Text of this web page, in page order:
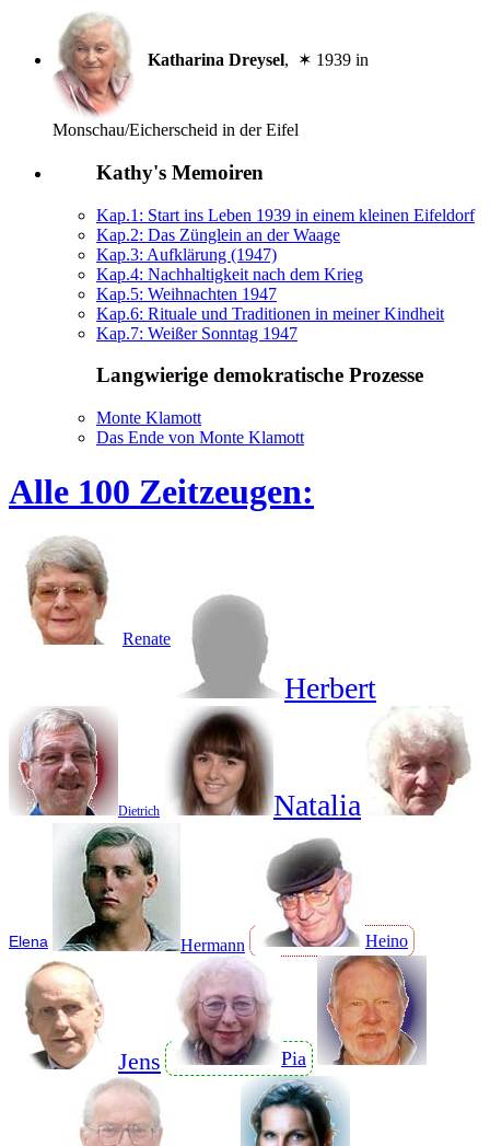
Katharina Dreysel, ✶ 1939 in
Monschau/Eicherscheid in der Eifel
Kathy's Memoiren
Kap.1: Start ins Leben 1939 in einem kleinen Eifeldorf
Kap.2: Das Zünglein an der Waage
Kap.3: Aufklärung (1947)
Kap.4: Nachhaltigkeit nach dem Krieg
Kap.5: Weihnachten 1947
Kap.6: Rituale und Traditionen in meiner Kindheit
Kap.7: Weißer Sonntag 1947
Langwierige demokratische Prozesse
Monte Klamott
Das Ende von Monte Klamott
Alle 100 Zeitzeugen:
Renate
Herbert
Dietrich Natalia
Elena Hermann Heino
Jens Pia